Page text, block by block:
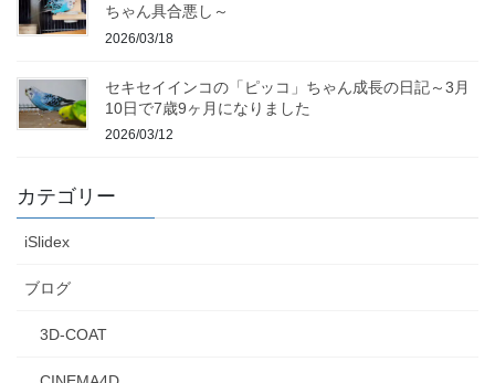
ちゃん具合悪し～
2026/03/18
セキセイインコの「ピッコ」ちゃん成長の日記～3月
10日で7歳9ヶ月になりました
2026/03/12
カテゴリー
iSlidex
ブログ
3D-COAT